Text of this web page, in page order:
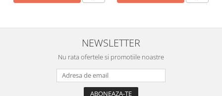
NEWSLETTER
Nu rata ofertele si promotiile noastre